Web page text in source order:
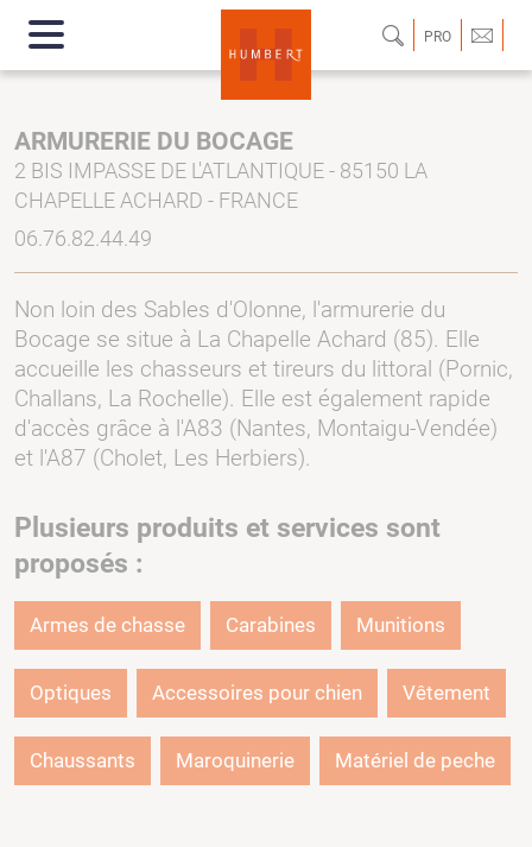
PRO
ARMURERIE DU BOCAGE
2 BIS IMPASSE DE L'ATLANTIQUE - 85150 LA
CHAPELLE ACHARD - FRANCE
06.76.82.44.49
Non loin des Sables d'Olonne, l'armurerie du
Bocage se situe à La Chapelle Achard (85). Elle
accueille les chasseurs et tireurs du littoral (Pornic,
Challans, La Rochelle). Elle est également rapide
d'accès grâce à l'A83 (Nantes, Montaigu-Vendée)
et l'A87 (Cholet, Les Herbiers).
Plusieurs produits et services sont
proposés :
Armes de chasse Carabines Munitions
Optiques Accessoires pour chien Vêtement
Chaussants Maroquinerie Matériel de peche